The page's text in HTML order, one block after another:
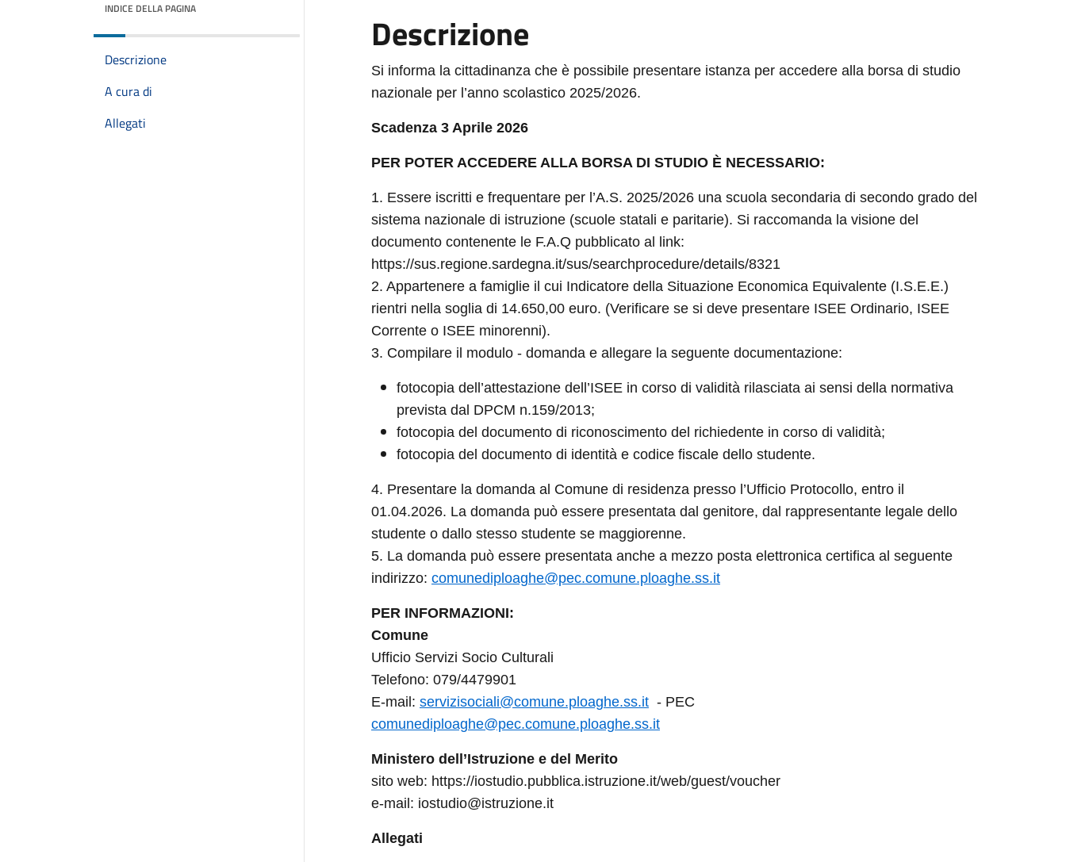
INDICE DELLA PAGINA
Descrizione
A cura di
Allegati
Descrizione
Si informa la cittadinanza che è possibile presentare istanza per accedere alla borsa di studio
nazionale per l’anno scolastico 2025/2026.
Scadenza 3 Aprile 2026
PER POTER ACCEDERE ALLA BORSA DI STUDIO È NECESSARIO:
1. Essere iscritti e frequentare per l’A.S. 2025/2026 una scuola secondaria di secondo grado del
sistema nazionale di istruzione (scuole statali e paritarie). Si raccomanda la visione del
documento contenente le F.A.Q pubblicato al link:
https://sus.regione.sardegna.it/sus/searchprocedure/details/8321
2. Appartenere a famiglie il cui Indicatore della Situazione Economica Equivalente (I.S.E.E.)
rientri nella soglia di 14.650,00 euro. (Verificare se si deve presentare ISEE Ordinario, ISEE
Corrente o ISEE minorenni).
3. Compilare il modulo - domanda e allegare la seguente documentazione:
fotocopia dell’attestazione dell’ISEE in corso di validità rilasciata ai sensi della normativa
prevista dal DPCM n.159/2013;
fotocopia del documento di riconoscimento del richiedente in corso di validità;
fotocopia del documento di identità e codice fiscale dello studente.
4. Presentare la domanda al Comune di residenza presso l’Ufficio Protocollo, entro il
01.04.2026. La domanda può essere presentata dal genitore, dal rappresentante legale dello
studente o dallo stesso studente se maggiorenne.
5. La domanda può essere presentata anche a mezzo posta elettronica certifica al seguente
indirizzo: comunediploaghe@pec.comune.ploaghe.ss.it
PER INFORMAZIONI:
Comune
Ufficio Servizi Socio Culturali
Telefono: 079/4479901
E-mail: servizisociali@comune.ploaghe.ss.it- PEC
comunediploaghe@pec.comune.ploaghe.ss.it
Ministero dell’Istruzione e del Merito
sito web: https://iostudio.pubblica.istruzione.it/web/guest/voucher
e-mail: iostudio@istruzione.it
Allegati